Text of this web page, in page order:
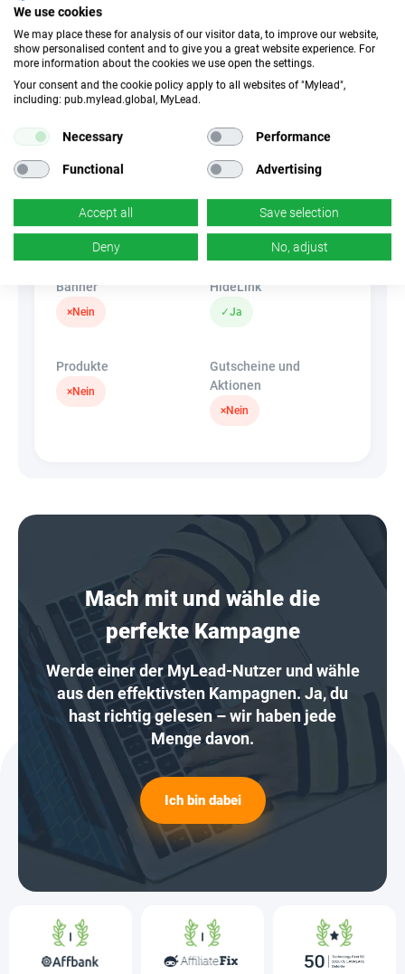
||Geräte||
Unbestimmt
Mobile Geräte Desktop
Tablet
Unerlaubter
k.A.
k.A.
×Nein
Banner
×Nein
HideLink
✓Ja
Produkte
×Nein
Gutscheine und
Aktionen
×Nein
Mach mit und wähle die
perfekte Kampagne
Werde einer der MyLead-Nutzer und wähle
aus den effektivsten Kampagnen. Ja, du
hast richtig gelesen – wir haben jede
Menge davon.
Ich bin dabei
We use cookies
We may place these for analysis of our visitor data, to improve our website,
show personalised content and to give you a great website experience. For
more information about the cookies we use open the settings.
Your consent and the cookie policy apply to all websites of "Mylead",
including: pub.mylead.global, MyLead.
Necessary Performance
Functional Advertising
Accept all Save selection
Deny No, adjust